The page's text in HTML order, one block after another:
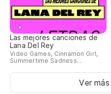
Las mejores canciones de
Lana Del Rey
Video Games, Cinnamon Girl,
Summertime Sadness...
Ver